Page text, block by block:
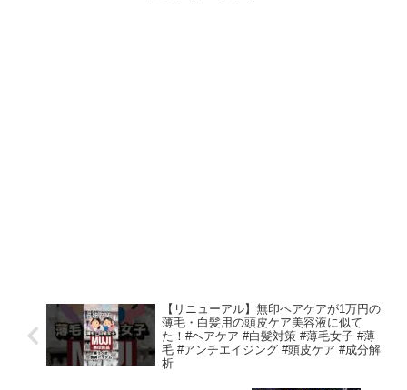
【リニューアル】無印ヘアケアが1万円の
薄毛・白髪用の頭皮ケア美容液に似て
た！#ヘアケア #白髪対策 #薄毛女子 #薄
毛 #アンチエイジング #頭皮ケア #成分解
析